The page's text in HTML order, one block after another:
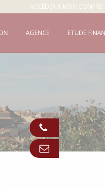
ACCÉDER À MON COMPTE
AGENCE ETUDE
Appeler
Contact